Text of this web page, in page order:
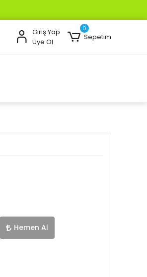
Giriş Yap
Üye Ol
0
Sepetim
Hemen Al